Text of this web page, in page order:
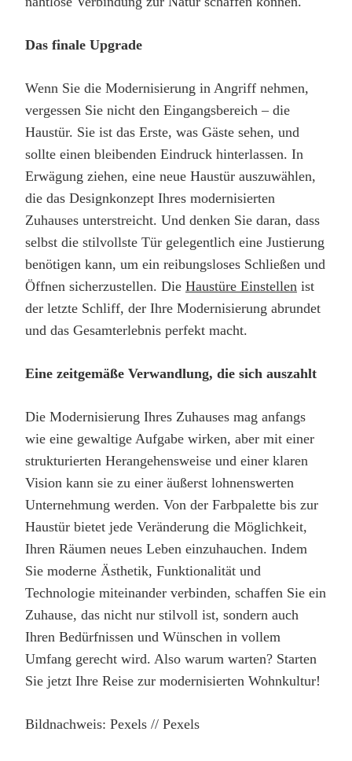
Das finale Upgrade
Wenn Sie die Modernisierung in Angriff nehmen,
vergessen Sie nicht den Eingangsbereich – die
Haustür. Sie ist das Erste, was Gäste sehen, und
sollte einen bleibenden Eindruck hinterlassen. In
Erwägung ziehen, eine neue Haustür auszuwählen,
die das Designkonzept Ihres modernisierten
Zuhauses unterstreicht. Und denken Sie daran, dass
selbst die stilvollste Tür gelegentlich eine Justierung
benötigen kann, um ein reibungsloses Schließen und
Öffnen sicherzustellen. Die Haustüre Einstellen ist
der letzte Schliff, der Ihre Modernisierung abrundet
und das Gesamterlebnis perfekt macht.
Eine zeitgemäße Verwandlung, die sich auszahlt
Die Modernisierung Ihres Zuhauses mag anfangs
wie eine gewaltige Aufgabe wirken, aber mit einer
strukturierten Herangehensweise und einer klaren
Vision kann sie zu einer äußerst lohnenswerten
Unternehmung werden. Von der Farbpalette bis zur
Haustür bietet jede Veränderung die Möglichkeit,
Ihren Räumen neues Leben einzuhauchen. Indem
Sie moderne Ästhetik, Funktionalität und
Technologie miteinander verbinden, schaffen Sie ein
Zuhause, das nicht nur stilvoll ist, sondern auch
Ihren Bedürfnissen und Wünschen in vollem
Umfang gerecht wird. Also warum warten? Starten
Sie jetzt Ihre Reise zur modernisierten Wohnkultur!
Bildnachweis: Pexels // Pexels